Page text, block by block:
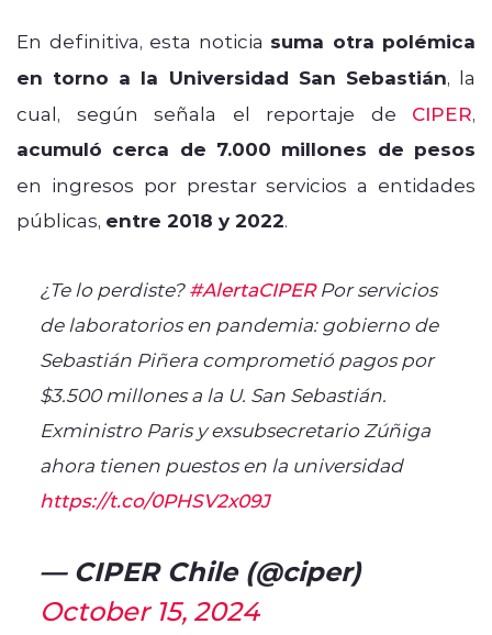
En definitiva, esta noticia suma otra polémica
en torno a la Universidad San Sebastián, la
cual, según señala el reportaje de CIPER,
acumuló cerca de 7.000 millones de pesos
en ingresos por prestar servicios a entidades
públicas, entre 2018 y 2022.
¿Te lo perdiste?#AlertaCIPERPor servicios
de laboratorios en pandemia: gobierno de
Sebastián Piñera comprometió pagos por
$3.500 millones a la U. San Sebastián.
Exministro Paris y exsubsecretario Zúñiga
ahora tienen puestos en la universidad
https://t.co/0PHSV2x09J
— CIPER Chile (@ciper)
October 15, 2024